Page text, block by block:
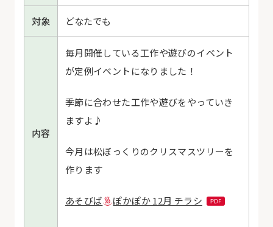
対象 どなたでも
内容
毎月開催している工作や遊びのイベント
が定例イベントになりました！
季節に合わせた工作や遊びをやっていき
ますよ♪
今月は松ぼっくりのクリスマスツリーを
作ります
あそびば ぽかぽか 12月 チラシ